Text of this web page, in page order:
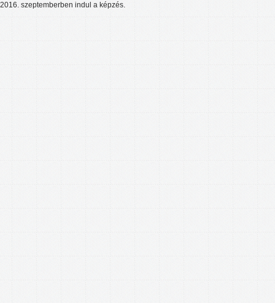
2016. szeptemberben indul a képzés.